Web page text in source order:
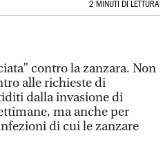
2 MINUTI DI LETTURA
contro la zanzara. Non
alle richieste di
dalla invasione di
ma anche per
di cui le zanzare